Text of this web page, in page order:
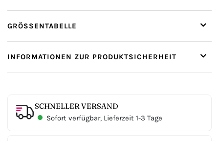
GRÖSSENTABELLE
INFORMATIONEN ZUR PRODUKTSICHERHEIT
SCHNELLER VERSAND
Sofort verfügbar, Lieferzeit 1-3 Tage